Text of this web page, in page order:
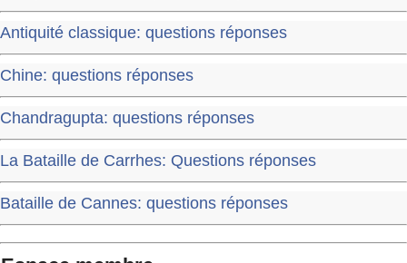
Antiquité classique: questions réponses
Chine: questions réponses
Chandragupta: questions réponses
La Bataille de Carrhes: Questions réponses
Bataille de Cannes: questions réponses